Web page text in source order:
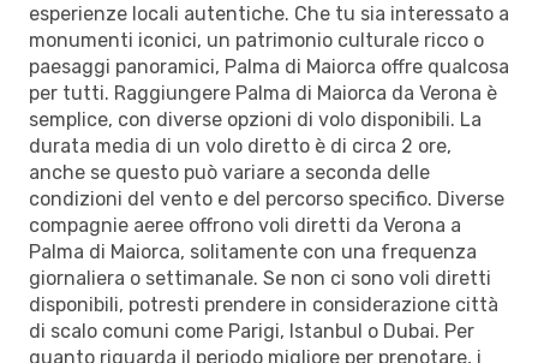
esperienze locali autentiche. Che tu sia interessato a
monumenti iconici, un patrimonio culturale ricco o
paesaggi panoramici, Palma di Maiorca offre qualcosa
per tutti. Raggiungere Palma di Maiorca da Verona è
semplice, con diverse opzioni di volo disponibili. La
durata media di un volo diretto è di circa 2 ore,
anche se questo può variare a seconda delle
condizioni del vento e del percorso specifico. Diverse
compagnie aeree offrono voli diretti da Verona a
Palma di Maiorca, solitamente con una frequenza
giornaliera o settimanale. Se non ci sono voli diretti
disponibili, potresti prendere in considerazione città
di scalo comuni come Parigi, Istanbul o Dubai. Per
quanto riguarda il periodo migliore per prenotare, i